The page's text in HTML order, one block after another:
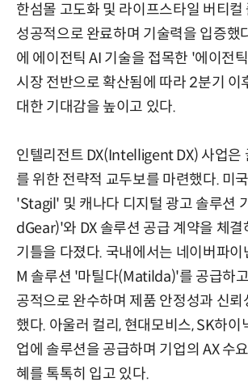
한섬몰 고도화 및 라이프스타일 버티
성공적으로 완료하며 기술력을 입증했
에 에이전틱 AI 기술을 접목한 '에이전
시장 전반으로 확산됨에 따라 2분기 이
대한 기대감을 높이고 있다.
인텔리전트 DX(Intelligent DX) 사업은
를 위한 전략적 교두보를 마련했다. 미
'Stagil' 및 캐나다 디지털 광고 솔루션
dGear)'와 DX 솔루션 공급 계약을 체결
기틀을 다졌다. 국내에서는 네이버파
M 솔루션 '마틸다(Matilda)'를 공급하
공적으로 완수하며 제품 안정성과 신
했다. 아울러 컬리, 현대모비스, SK하이
업에 솔루션을 공급하며 기업의 AX 수
혜를 톡톡히 입고 있다.